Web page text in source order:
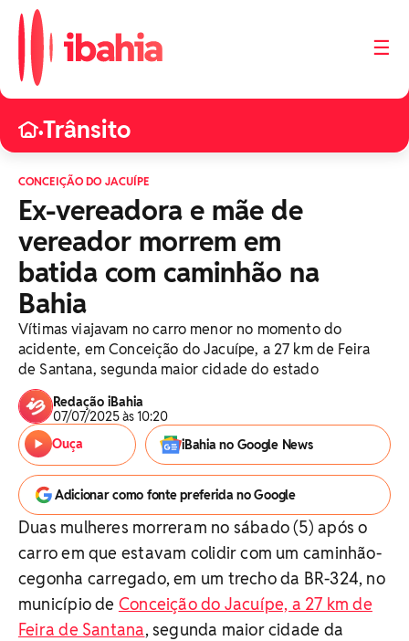
☰
•Trânsito
CONCEIÇÃO DO JACUÍPE
Ex-vereadora e mãe de
vereador morrem em
batida com caminhão na
Bahia
Vítimas viajavam no carro menor no momento do
acidente, em Conceição do Jacuípe, a 27 km de Feira
de Santana, segunda maior cidade do estado
Redação iBahia
07/07/2025 às 10:20
Ouça
iBahia no Google News
Adicionar como fonte preferida no Google
Duas mulheres morreram no sábado (5) após o
carro em que estavam colidir com um caminhão-
cegonha carregado, em um trecho da BR-324, no
município de Conceição do Jacuípe, a 27 km de
Feira de Santana, segunda maior cidade da